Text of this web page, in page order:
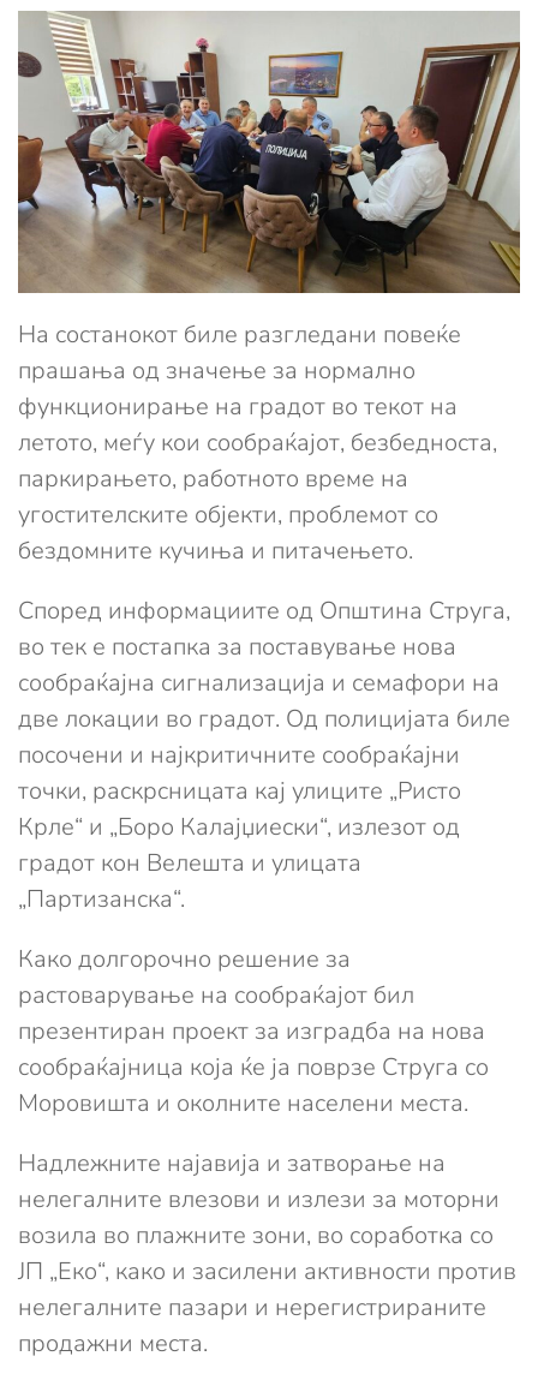
На состанокот биле разгледани повеќе
прашања од значење за нормално
функционирање на градот во текот на
летото, меѓу кои сообраќајот, безбедноста,
паркирањето, работното време на
угостителските објекти, проблемот со
бездомните кучиња и питачењето.
Според информациите од Општина Струга,
во тек е постапка за поставување нова
сообраќајна сигнализација и семафори на
две локации во градот. Од полицијата биле
посочени и најкритичните сообраќајни
точки, раскрсницата кај улиците „Ристо
Крле“ и „Боро Калајџиески“, излезот од
градот кон Велешта и улицата
„Партизанска“.
Како долгорочно решение за
растоварување на сообраќајот бил
презентиран проект за изградба на нова
сообраќајница која ќе ја поврзе Струга со
Моровишта и околните населени места.
Надлежните најавија и затворање на
нелегалните влезови и излези за моторни
возила во плажните зони, во соработка со
ЈП „Еко“, како и засилени активности против
нелегалните пазари и нерегистрираните
продажни места.